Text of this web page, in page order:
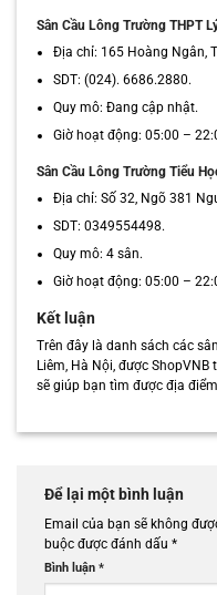
Sân Cầu Lông Trường THPT
Địa chỉ: 165 Hoàng Ngân,
SDT: (024). 6686.2880.
Quy mô: Đang cập nhật.
Giờ hoạt động: 05:00 –
Sân Cầu Lông Trường Tiểu
Địa chỉ: Số 32, Ngõ 381
SDT: 0349554498.
Quy mô: 4 sân.
Giờ hoạt động: 05:00 –
Kết luận
Trên đây là danh sách các
Liêm, Hà Nội, được
sẽ giúp bạn tìm được địa
Để lại một bình luận
Email của bạn sẽ không
buộc được đánh dấu *
Bình luận *